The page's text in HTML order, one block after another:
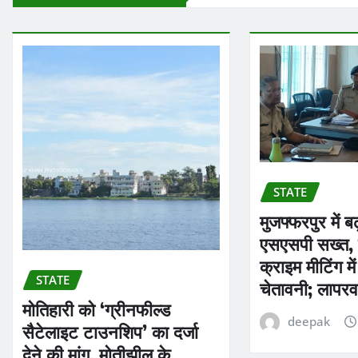
STATE
मोतिहारी को ‘ग्रीनफील्ड
सैटेलाइट टाउनशिप’ का दर्जा
STATE
मुजफ्फरपुर में
एसएसपी सख्त,
क्राइम मीटिंग
चेतावनी;
deepak